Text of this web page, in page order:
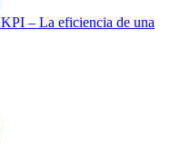
KPI – La eficiencia de una